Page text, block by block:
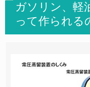
ガソリン、軽
って作られる